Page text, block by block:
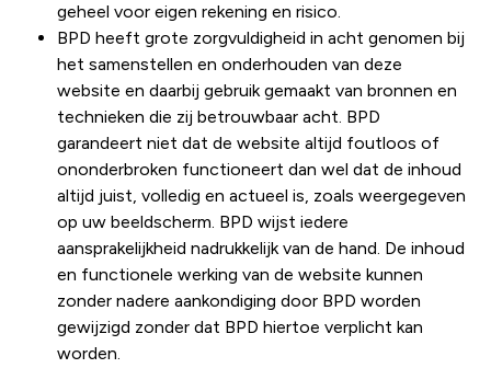
geheel voor eigen rekening en risico.
BPD heeft grote zorgvuldigheid in acht genomen bij
het samenstellen en onderhouden van deze
website en daarbij gebruik gemaakt van bronnen en
technieken die zij betrouwbaar acht. BPD
garandeert niet dat de website altijd foutloos of
ononderbroken functioneert dan wel dat de inhoud
altijd juist, volledig en actueel is, zoals weergegeven
op uw beeldscherm. BPD wijst iedere
aansprakelijkheid nadrukkelijk van de hand. De inhoud
en functionele werking van de website kunnen
zonder nadere aankondiging door BPD worden
gewijzigd zonder dat BPD hiertoe verplicht kan
worden.